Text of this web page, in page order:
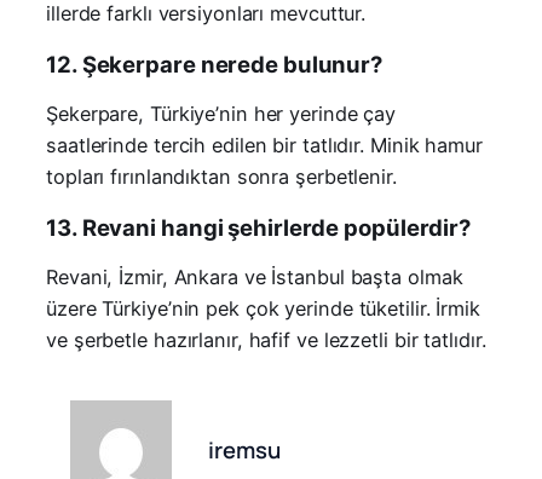
illerde farklı versiyonları mevcuttur.
12. Şekerpare nerede bulunur?
Şekerpare, Türkiye’nin her yerinde çay
saatlerinde tercih edilen bir tatlıdır. Minik hamur
topları fırınlandıktan sonra şerbetlenir.
13. Revani hangi şehirlerde popülerdir?
Revani, İzmir, Ankara ve İstanbul başta olmak
üzere Türkiye’nin pek çok yerinde tüketilir. İrmik
ve şerbetle hazırlanır, hafif ve lezzetli bir tatlıdır.
iremsu